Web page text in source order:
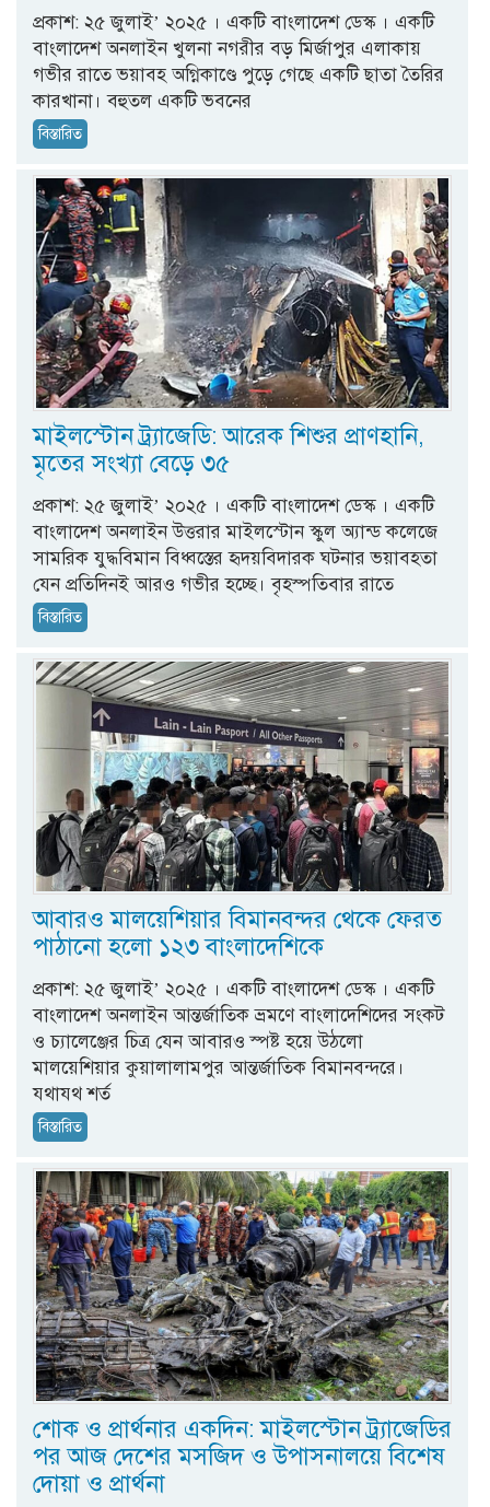
প্রকাশ: ২৫ জুলাই’ ২০২৫ । একটি বাংলাদেশ ডেস্ক । একটি
বাংলাদেশ অনলাইন খুলনা নগরীর বড় মির্জাপুর এলাকায়
গভীর রাতে ভয়াবহ অগ্নিকাণ্ডে পুড়ে গেছে একটি ছাতা তৈরির
কারখানা। বহুতল একটি ভবনের
বিস্তারিত
মাইলস্টোন ট্র্যাজেডি: আরেক শিশুর প্রাণহানি,
মৃতের সংখ্যা বেড়ে ৩৫
প্রকাশ: ২৫ জুলাই’ ২০২৫ । একটি বাংলাদেশ ডেস্ক । একটি
বাংলাদেশ অনলাইন উত্তরার মাইলস্টোন স্কুল অ্যান্ড কলেজে
সামরিক যুদ্ধবিমান বিধ্বস্তের হৃদয়বিদারক ঘটনার ভয়াবহতা
যেন প্রতিদিনই আরও গভীর হচ্ছে। বৃহস্পতিবার রাতে
বিস্তারিত
আবারও মালয়েশিয়ার বিমানবন্দর থেকে ফেরত
পাঠানো হলো ১২৩ বাংলাদেশিকে
প্রকাশ: ২৫ জুলাই’ ২০২৫ । একটি বাংলাদেশ ডেস্ক । একটি
বাংলাদেশ অনলাইন আন্তর্জাতিক ভ্রমণে বাংলাদেশিদের সংকট
ও চ্যালেঞ্জের চিত্র যেন আবারও স্পষ্ট হয়ে উঠলো
মালয়েশিয়ার কুয়ালালামপুর আন্তর্জাতিক বিমানবন্দরে।
যথাযথ শর্ত
বিস্তারিত
শোক ও প্রার্থনার একদিন: মাইলস্টোন ট্র্যাজেডির
পর আজ দেশের মসজিদ ও উপাসনালয়ে বিশেষ
দোয়া ও প্রার্থনা